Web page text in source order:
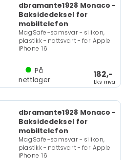
dbramante1928 Monaco -
Baksidedeksel for
mobiltelefon
MagSafe-samsvar - silikon,
plastikk - nattsvart - for Apple
iPhone 16
182,-
Eks mva
På
nettlager
dbramante1928 Monaco -
Baksidedeksel for
mobiltelefon
MagSafe-samsvar - silikon,
plastikk - nattsvart - for Apple
iPhone 16